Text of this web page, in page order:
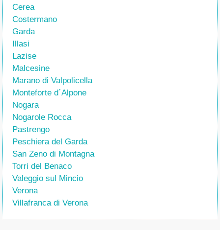
Cerea
Costermano
Garda
Illasi
Lazise
Malcesine
Marano di Valpolicella
Monteforte d´Alpone
Nogara
Nogarole Rocca
Pastrengo
Peschiera del Garda
San Zeno di Montagna
Torri del Benaco
Valeggio sul Mincio
Verona
Villafranca di Verona